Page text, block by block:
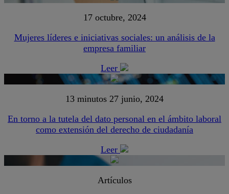
17 octubre, 2024
Mujeres líderes e iniciativas sociales: un análisis de la
empresa familiar
Leer
13 minutos 27 junio, 2024
En torno a la tutela del dato personal en el ámbito laboral
como extensión del derecho de ciudadanía
Leer
Artículos